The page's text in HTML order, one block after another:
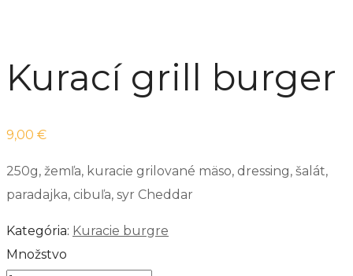
Kurací grill burger
9,00 €
250g, žemľa, kuracie grilované mäso, dressing, šalát,
paradajka, cibuľa, syr Cheddar
Kategória: Kuracie burgre
Množstvo